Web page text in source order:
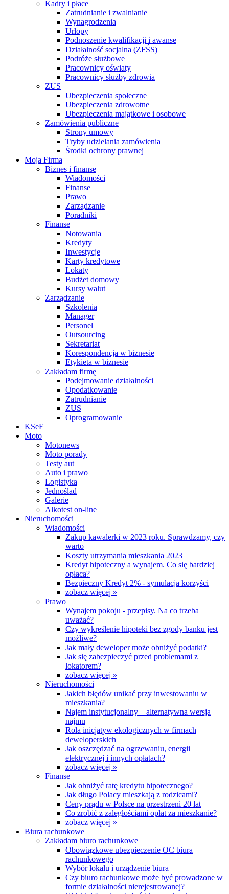
Kadry i płace
Zatrudnianie i zwalnianie
Wynagrodzenia
Urlopy
Podnoszenie kwalifikacji i awanse
Działalność socjalna (ZFŚS)
Podróże służbowe
Pracownicy oświaty
Pracownicy służby zdrowia
ZUS
Ubezpieczenia społeczne
Ubezpieczenia zdrowotne
Ubezpieczenia majątkowe i osobowe
Zamówienia publiczne
Strony umowy
Tryby udzielania zamówienia
Środki ochrony prawnej
Moja Firma
Biznes i finanse
Wiadomości
Finanse
Prawo
Zarządzanie
Poradniki
Finanse
Notowania
Kredyty
Inwestycje
Karty kredytowe
Lokaty
Budżet domowy
Kursy walut
Zarządzanie
Szkolenia
Manager
Personel
Outsourcing
Sekretariat
Korespondencja w biznesie
Etykieta w biznesie
Zakładam firmę
Podejmowanie działalności
Opodatkowanie
Zatrudnianie
ZUS
Oprogramowanie
KSeF
Moto
Motonews
Moto porady
Testy aut
Auto i prawo
Logistyka
Jednoślad
Galerie
Alkotest on-line
Nieruchomości
Wiadomości
Zakup kawalerki w 2023 roku. Sprawdzamy, czy
warto
Koszty utrzymania mieszkania 2023
Kredyt hipoteczny a wynajem. Co się bardziej
opłaca?
Bezpieczny Kredyt 2% - symulacja korzyści
zobacz więcej »
Prawo
Wynajem pokoju - przepisy. Na co trzeba
uważać?
Czy wykreślenie hipoteki bez zgody banku jest
możliwe?
Jak mały deweloper może obniżyć podatki?
Jak się zabezpieczyć przed problemami z
lokatorem?
zobacz więcej »
Nieruchomości
Jakich błędów unikać przy inwestowaniu w
mieszkania?
Najem instytucjonalny – alternatywna wersja
najmu
Rola inicjatyw ekologicznych w firmach
deweloperskich
Jak oszczędzać na ogrzewaniu, energii
elektrycznej i innych opłatach?
zobacz więcej »
Finanse
Jak obniżyć ratę kredytu hipotecznego?
Jak długo Polacy mieszkają z rodzicami?
Ceny prądu w Polsce na przestrzeni 20 lat
Co zrobić z zaległościami opłat za mieszkanie?
zobacz więcej »
Biura rachunkowe
Zakładam biuro rachunkowe
Obowiązkowe ubezpieczenie OC biura
rachunkowego
Wybór lokalu i urządzenie biura
Czy biuro rachunkowe może być prowadzone w
formie działalności nierejestrowanej?